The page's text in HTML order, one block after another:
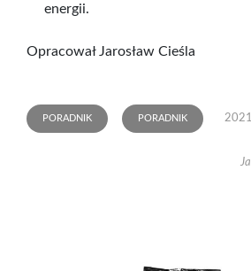
energii.
Opracował Jarosław Cieśla
PORADNIK PORADNIK